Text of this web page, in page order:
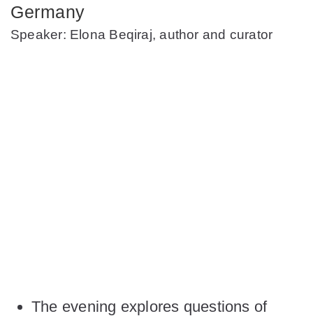
Germany
Speaker: Elona Beqiraj, author and curator
The evening explores questions of